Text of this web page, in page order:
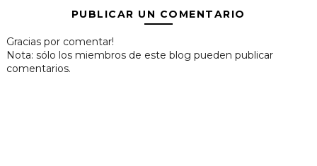
PUBLICAR UN COMENTARIO
Gracias por comentar!
Nota: sólo los miembros de este blog pueden publicar
comentarios.